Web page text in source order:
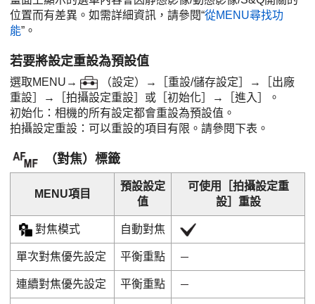
位置而有差異。如需詳細資訊，請參閱“從MENU尋找功
能”。
若要將設定重設為預設值
選取MENU → （設定）→ ［重設/儲存設定］ →
［出廠
重設］
→ ［拍攝設定重設］ 或 ［初始化］ → ［進入］
。
初始化 ：相機的所有設定都會重設為預設值。
拍攝設定重設 ：可以重設的項目有限。請參閱下表。
（對焦）標籤
MENU項目
預設設定
值
可使用
［拍攝設定重
設］ 重設
對焦模式 自動對焦
單次對焦優先設定 平衡重點
連續對焦優先設定 平衡重點